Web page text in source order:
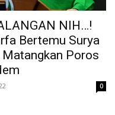
NIH…!
Bertemu Surya
Poros
0